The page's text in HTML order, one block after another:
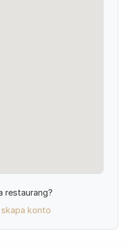
restaurang?
skapa konto